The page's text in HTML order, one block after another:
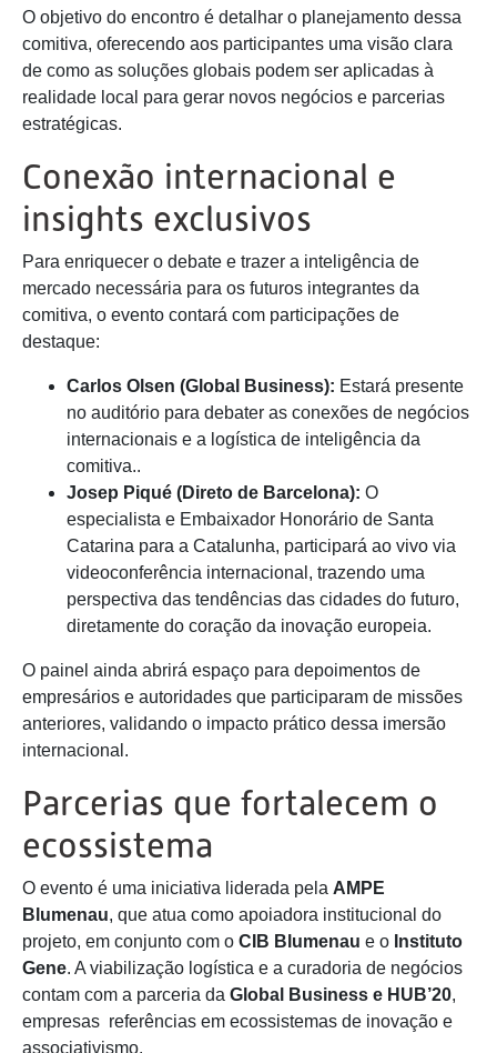
O objetivo do encontro é detalhar o planejamento dessa
comitiva, oferecendo aos participantes uma visão clara
de como as soluções globais podem ser aplicadas à
realidade local para gerar novos negócios e parcerias
estratégicas.
Conexão internacional e
insights exclusivos
Para enriquecer o debate e trazer a inteligência de
mercado necessária para os futuros integrantes da
comitiva, o evento contará com participações de
destaque:
Carlos Olsen (Global Business): Estará presente
no auditório para debater as conexões de negócios
internacionais e a logística de inteligência da
comitiva..
Josep Piqué (Direto de Barcelona): O
especialista e Embaixador Honorário de Santa
Catarina para a Catalunha, participará ao vivo via
videoconferência internacional, trazendo uma
perspectiva das tendências das cidades do futuro,
diretamente do coração da inovação europeia.
O painel ainda abrirá espaço para depoimentos de
empresários e autoridades que participaram de missões
anteriores, validando o impacto prático dessa imersão
internacional.
Parcerias que fortalecem o
ecossistema
O evento é uma iniciativa liderada pela AMPE
Blumenau, que atua como apoiadora institucional do
projeto, em conjunto com o CIB Blumenau e o Instituto
Gene. A viabilização logística e a curadoria de negócios
contam com a parceria da Global Business e HUB’20,
empresas referências em ecossistemas de inovação e
associativismo.